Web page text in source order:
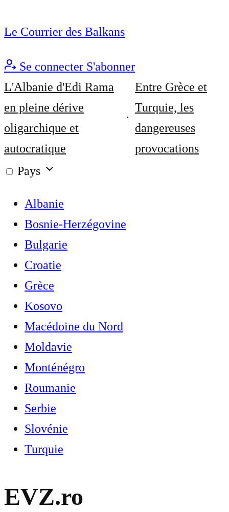
Le Courrier des Balkans
Se connecter S'abonner
L'Albanie d'Edi Rama
en pleine dérive
oligarchique et
autocratique
Entre Grèce et
Turquie, les
dangereuses
provocations
Pays
Albanie
Bosnie-Herzégovine
Bulgarie
Croatie
Grèce
Kosovo
Macédoine du Nord
Moldavie
Monténégro
Roumanie
Serbie
Slovénie
Turquie
EVZ.ro